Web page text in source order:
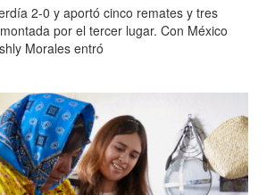
2-0 y aportó cinco remates y tres
por el tercer lugar. Con México
Morales entró